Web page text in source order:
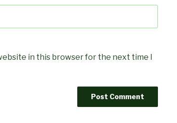
in this browser for the next time I